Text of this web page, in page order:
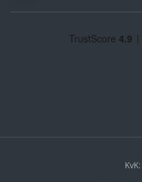
KvK: